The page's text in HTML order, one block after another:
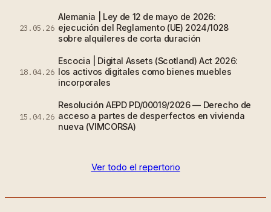
23.05.26
Alemania | Ley de 12 de mayo de 2026:
ejecución del Reglamento (UE) 2024/1028
sobre alquileres de corta duración
18.04.26
Escocia | Digital Assets (Scotland) Act 2026:
los activos digitales como bienes muebles
incorporales
15.04.26
Resolución AEPD PD/00019/2026 — Derecho de
acceso a partes de desperfectos en vivienda
nueva (VIMCORSA)
Ver todo el repertorio